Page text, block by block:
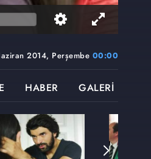
2014, Perşembe 00:00
HABER GALERİ